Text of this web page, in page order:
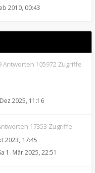
2010, 00:43
Antworten 105972 Zugriffe
2025, 11:16
17353 Zugriffe
2023, 17:45
1. Mär 2025, 22:51